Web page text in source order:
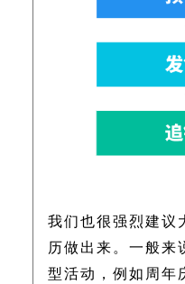
我们也很强烈建议
历做出来。一般来
型活动，例如周年